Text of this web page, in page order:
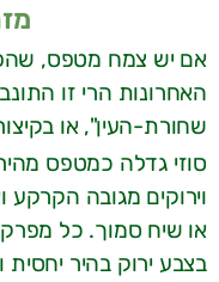
אם יש צמח מטפס,
האחרונות הרי זו
שחורת-העין", או
סוזי גדלה כמטפס
וירוקים מגובה הקרקע
או שיח סמוך. כל מפרק
בצבע ירוק בהיר